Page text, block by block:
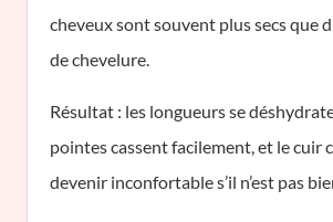
cheveux sont souvent plus secs que
de chevelure.
Résultat : les longueurs se
pointes cassent facilement, et le cuir
devenir inconfortable s’il n’est pas